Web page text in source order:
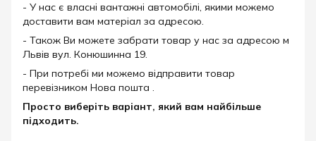
- У нас є власні вантажні автомобілі, якими можемо
доставити вам матеріал за адресою.
- Також Ви можете забрати товар у нас за адресою м
Львів вул. Конюшинна 19.
- При потребі ми можемо відправити товар
перевізником Нова пошта .
Просто виберіть варіант, який вам найбільше
підходить.